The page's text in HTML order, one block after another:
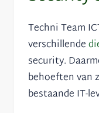
Techni Team
verschillende
security.
behoeften van
bestaande IT-